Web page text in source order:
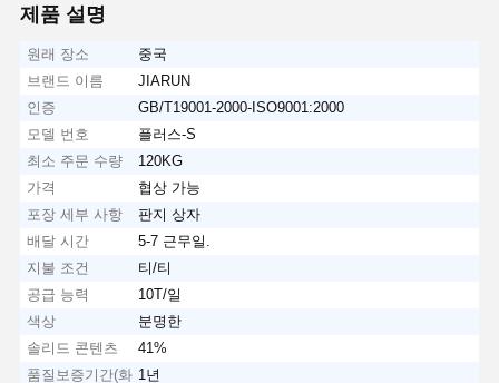
제품 설명
원래 장소
중국
브랜드 이름
JIARUN
인증
GB/T19001-2000-ISO9001:2000
모델 번호
플러스-S
최소 주문 수량
120KG
가격
협상 가능
포장 세부 사항
판지 상자
배달 시간
5-7 근무일.
지불 조건
티/티
공급 능력
10T/일
색상
분명한
솔리드 콘텐츠
41%
품질보증기간(화 1년